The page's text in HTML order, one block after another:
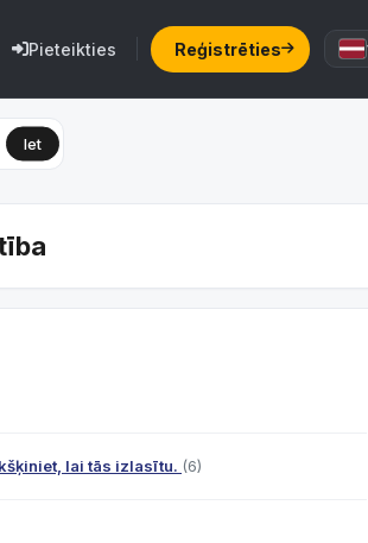
Pieteikties Reģistrēties
Iet
lai tās izlasītu. (6)